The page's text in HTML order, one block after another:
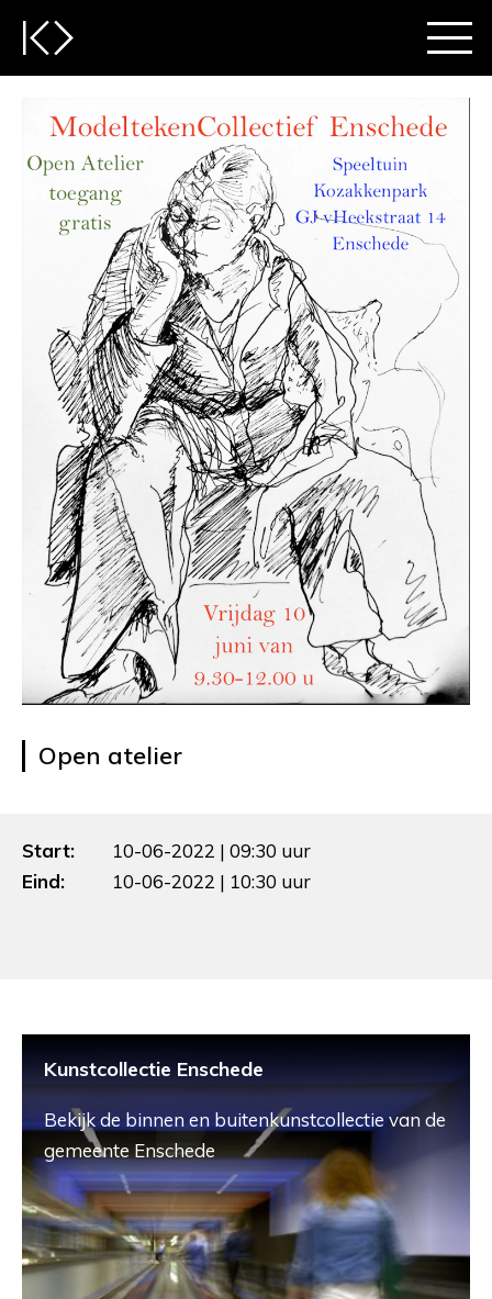
Open atelier
Start:
10-06-2022 | 09:30 uur
Eind:
10-06-2022 | 10:30 uur
Kunstcollectie Enschede
Bekijk de binnen en buitenkunstcollectie van de
gemeente Enschede